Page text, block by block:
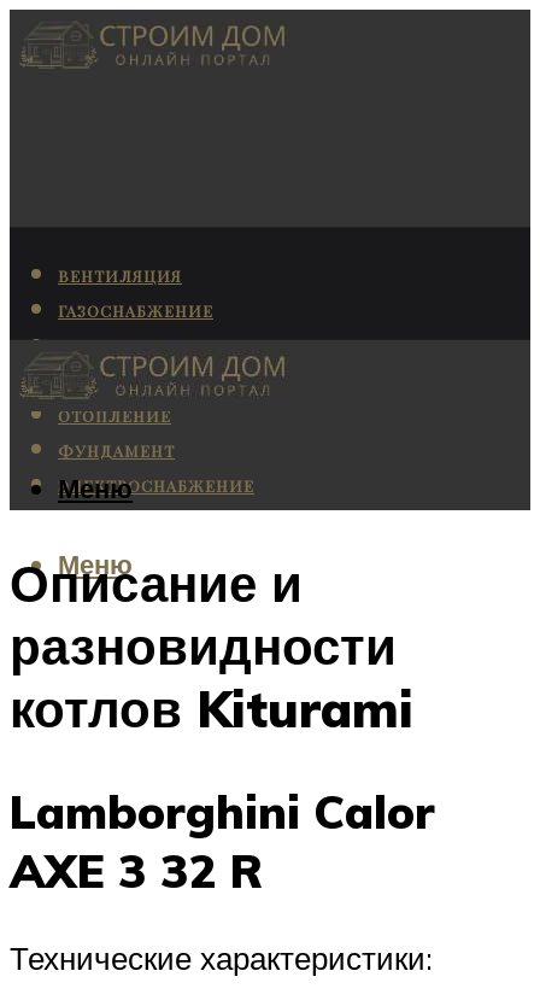
ВЕНТИЛЯЦИЯ
ГАЗОСНАБЖЕНИЕ
КАНАЛИЗАЦИЯ
КОНДИЦИОНИРОВАНИЕ
ОТОПЛЕНИЕ
ФУНДАМЕНТ
ЭЛЕКТРОСНАБЖЕНИЕ
Меню
Меню
Описание и
разновидности
котлов Kiturami
Lamborghini Calor
AXE 3 32 R
Технические характеристики: